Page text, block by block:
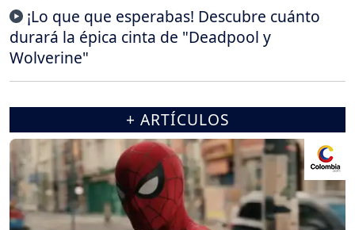
¡Lo que que esperabas! Descubre cuánto
durará la épica cinta de "Deadpool y
Wolverine"
+ ARTÍCULOS